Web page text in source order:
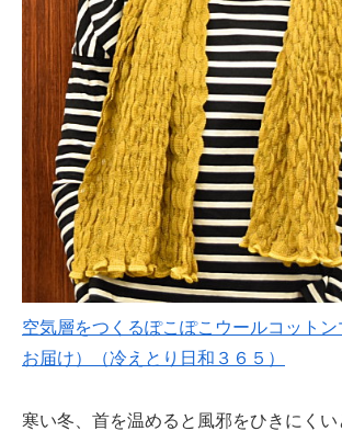
空気層をつくるぽこぽこウールコットン
お届け）（冷えとり日和３６５）
寒い冬、首を温めると風邪をひきにくい